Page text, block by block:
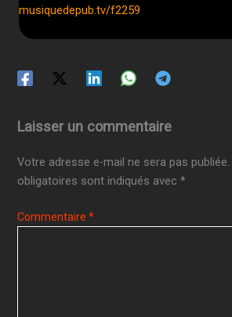
musiquedepub.tv/f2259
Laisser un commentaire
Votre adresse e-mail ne sera pas publiée.
obligatoires sont indiqués avec*
Commentaire*